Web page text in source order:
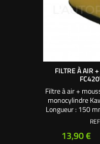
FILTRE À AIR
Filtre à air +
monocylindre
Longueur : 150
Hauteur hors
Prix
13,90 €